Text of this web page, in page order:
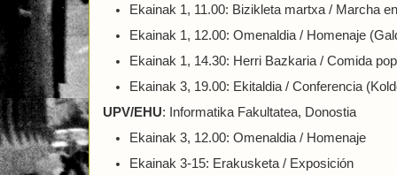
Ekainak 1, 11.00: Bizikleta martxa / Marcha
Ekainak 1, 12.00: Omenaldia / Homenaje
Ekainak 1, 14.30: Herri Bazkaria / Comida
Ekainak 3, 19.00: Ekitaldia / Conferencia
UPV/EHU: Informatika Fakultatea, Donostia
Ekainak 3, 12.00: Omenaldia / Homenaje
Ekainak 3-15: Erakusketa / Exposición